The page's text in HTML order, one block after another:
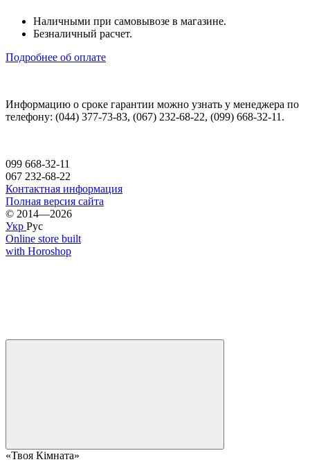
Наличными при самовывозе в магазине.
Безналичный расчет.
Подробнее об оплате
Информацию о сроке гарантии можно узнать у менеджера по
телефону: (044) 377-73-83, (067) 232-68-22, (099) 668-32-11.
099 668-32-11
067 232-68-22
Контактная информация
Полная версия сайта
© 2014—2026
Укр Рус
Online store built
with Horoshop
«Твоя Кімната»